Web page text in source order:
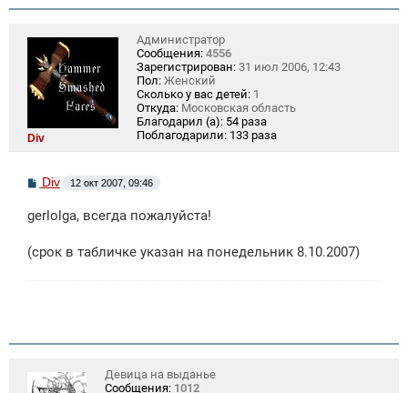
Div
Администратор
Сообщения: 4556
Зарегистрирован: 31 июл 2006, 12:43
Пол: Женский
Сколько у вас детей: 1
Откуда: Московская область
Благодарил (а): 54 раза
Поблагодарили: 133 раза
С
б
н
Div 12 окт 2007, 09:46
gerlolga, всегда пожалуйста!
(срок в табличке указан на понедельник 8.10.2007)
Девица на выданье
Сообщения: 1012